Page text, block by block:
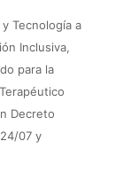
Tecnología a
Inclusiva,
para la
Decreto
07 y